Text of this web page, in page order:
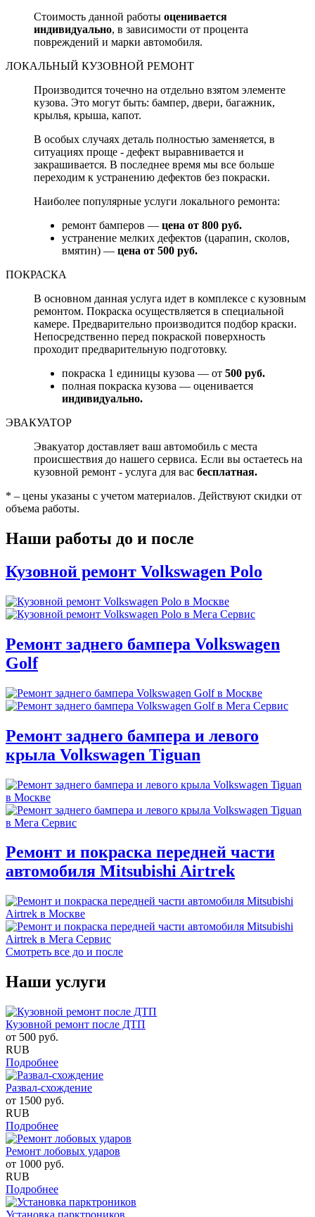
Стоимость данной работы оценивается
индивидуально, в зависимости от процента
повреждений и марки автомобиля.
ЛОКАЛЬНЫЙ КУЗОВНОЙ РЕМОНТ
Производится точечно на отдельно взятом элементе
кузова. Это могут быть: бампер, двери, багажник,
крылья, крыша, капот.
В особых случаях деталь полностью заменяется, в
ситуациях проще - дефект выравнивается и
закрашивается. В последнее время мы все больше
переходим к устранению дефектов без покраски.
Наиболее популярные услуги локального ремонта:
ремонт бамперов — цена от 800 руб.
устранение мелких дефектов (царапин, сколов,
вмятин) — цена от 500 руб.
ПОКРАСКА
В основном данная услуга идет в комплексе с кузовным
ремонтом. Покраска осуществляется в специальной
камере. Предварительно производится подбор краски.
Непосредственно перед покраской поверхность
проходит предварительную подготовку.
покраска 1 единицы кузова — от 500 руб.
полная покраска кузова — оценивается
индивидуально.
ЭВАКУАТОР
Эвакуатор доставляет ваш автомобиль с места
происшествия до нашего сервиса. Если вы остаетесь на
кузовной ремонт - услуга для вас бесплатная.
* – цены указаны с учетом материалов. Действуют скидки от
объема работы.
Наши работы до и после
Кузовной ремонт Volkswagen Polo
Ремонт заднего бампера Volkswagen
Golf
Ремонт заднего бампера и левого
крыла Volkswagen Tiguan
Ремонт и покраска передней части
автомобиля Mitsubishi Airtrek
Смотреть все до и после
Наши услуги
Кузовной ремонт после ДТП
от 500 руб.
RUB
Подробнее
Развал-схождение
от 1500 руб.
RUB
Подробнее
Ремонт лобовых ударов
от 1000 руб.
RUB
Подробнее